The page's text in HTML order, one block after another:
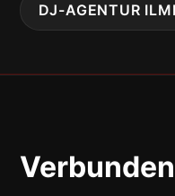
DJ-AGENTUR